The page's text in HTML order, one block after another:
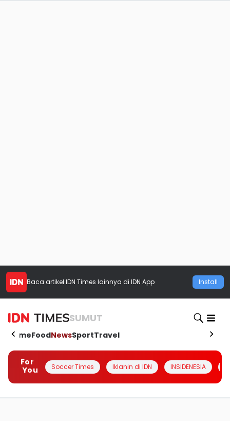
Baca artikel IDN Times lainnya di IDN App Install
SUMUT
HomeFoodNewsSportTravel
For
You
Soccer Times Iklanin di IDN INSIDENESIA